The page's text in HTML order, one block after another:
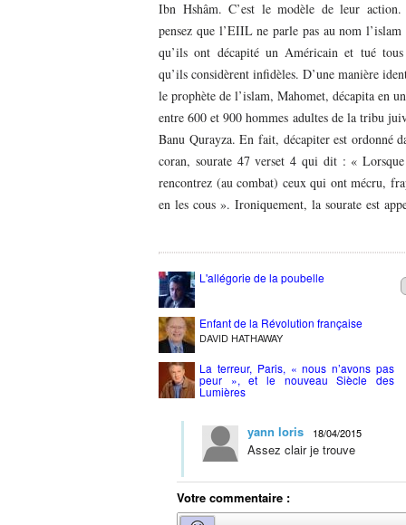
Ibn Hshâm. C’est le modèle de leur action.
pensez que l’EIIL ne parle pas au nom l’islam
qu’ils ont décapité un Américain et tué
qu’ils considèrent infidèles. D’une manière
le prophète de l’islam, Mahomet, décapita en
entre 600 et 900 hommes adultes de la tribu
Banu Qurayza. En fait, décapiter est ordonné
coran, sourate 47 verset 4 qui dit : «
rencontrez (au combat) ceux qui ont mécru,
en les cous ». Ironiquement, la sourate est
religion, tuez le ! » (Sahih Boukhari, livre 88
5). J’ai quitté le Maroc et ses persécutions. J’ai
la chance. D’autres, dans le monde musulman,
pas eu la même chance. Ils paient un prix
bien des manières, pour avoir leur liberté un
vous demande, Monsieur le Président,
d’être politiquement correct, d’appeler les
leurs noms. L’EIIL, Al Qaïda, Boko
Shabaab en Somalie, les Talibans et leurs
sœurs, sont tous fabriqués dans l’islam. Tant
générations d’enseignants et d’élèves qui
djihad, au martyr, et au combat contre les
Et enfin, combien de sites internet ont été
des gouvernements, vos alliés, dont des
émettent des fatwas contre les droits
fondamentaux. Si vous voulez
L'allégorie de la poubelle
Enfant de la Révolution française
DAVID HATHAWAY
La terreur, Paris, « nous n’avons pas
peur », et le nouveau Siècle des
Lumières
yann loris 18/04/2015
Assez clair je trouve
Votre commentaire :